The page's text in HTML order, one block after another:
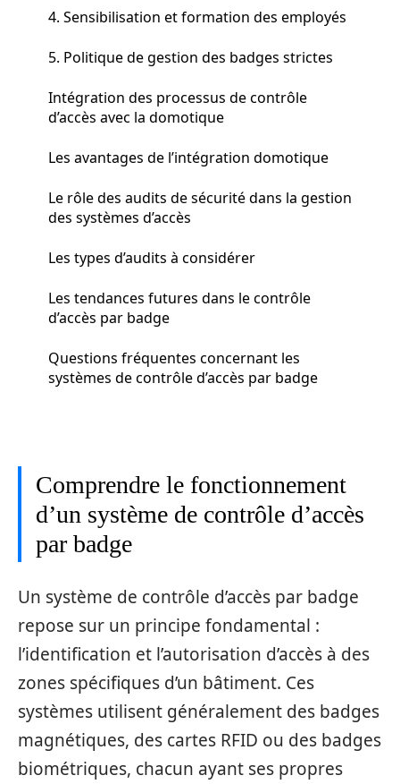
4. Sensibilisation et formation des employés
5. Politique de gestion des badges strictes
Intégration des processus de contrôle
d’accès avec la domotique
Les avantages de l’intégration domotique
Le rôle des audits de sécurité dans la gestion
des systèmes d’accès
Les types d’audits à considérer
Les tendances futures dans le contrôle
d’accès par badge
Questions fréquentes concernant les
systèmes de contrôle d’accès par badge
Comprendre le fonctionnement
d’un système de contrôle d’accès
par badge
Un système de contrôle d’accès par badge
repose sur un principe fondamental :
l’identification et l’autorisation d’accès à des
zones spécifiques d’un bâtiment. Ces
systèmes utilisent généralement des badges
magnétiques, des cartes RFID ou des badges
biométriques, chacun ayant ses propres